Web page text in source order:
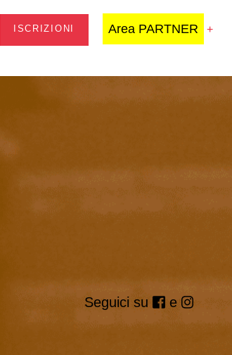
ISCRIZIONI Area PARTNER
Seguici su e